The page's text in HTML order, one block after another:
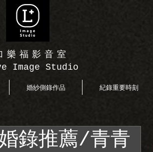
樂福影音室
Image Studio
婚紗側錄作品 紀錄重要時刻
錄推薦/青青